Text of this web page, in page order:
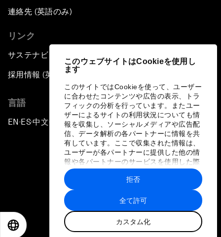
このウェブサイトはCookieを使用し
ます
このサイトではCookieを使って、ユーザー
に合わせたコンテンツや広告の表示、トラ
フィックの分析を行っています。またユー
ザーによるサイトの利用状況についても情
報を収集し、ソーシャルメディアや広告配
信、データ解析の各パートナーに情報を共
有しています。ここで収集された情報は、
ユーザーが各パートナーに提供した他の情
報や各パートナーのサービスを使用した際
に収集された情報と組み合わされ、各パー
トナーによって使用されることがありま
す。
全て許可
カスタム化
拒否
連絡先 (英語のみ)
リンク
サステナビリティへの取り組み
採用情報 (英語のみ)
言語
EN ▪ES▪中文▪ 日本語
プライバシーポリシーと利用規約
サイトマップ
©
世界経済フォーラム